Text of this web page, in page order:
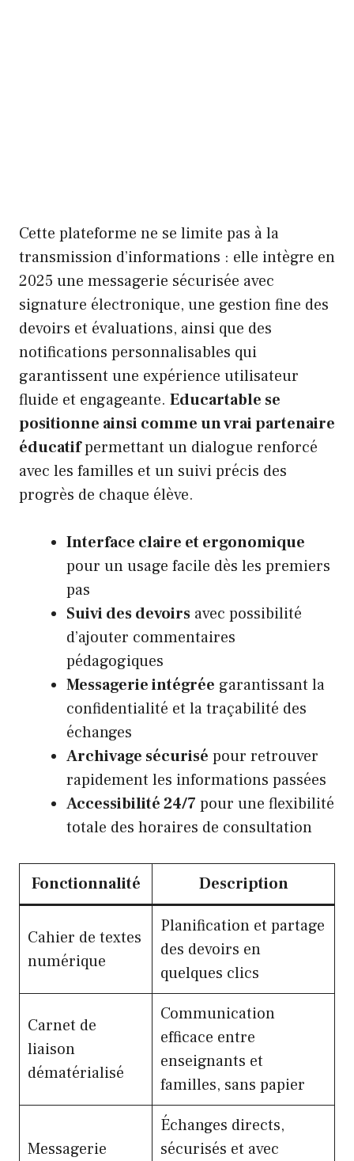
Cette plateforme ne se limite pas à la
transmission d’informations : elle intègre en
2025 une messagerie sécurisée avec
signature électronique, une gestion fine des
devoirs et évaluations, ainsi que des
notifications personnalisables qui
garantissent une expérience utilisateur
fluide et engageante. Educartable se
positionne ainsi comme un vrai partenaire
éducatifpermettant un dialogue renforcé
avec les familles et un suivi précis des
progrès de chaque élève.
Interface claire et ergonomique
pour un usage facile dès les premiers
pas
Suivi des devoirs avec possibilité
d’ajouter commentaires
pédagogiques
Messagerie intégrée garantissant la
confidentialité et la traçabilité des
échanges
Archivage sécurisé pour retrouver
rapidement les informations passées
Accessibilité 24/7 pour une flexibilité
totale des horaires de consultation
Fonctionnalité Description
Cahier de textes
numérique
Planification et partage
des devoirs en
quelques clics
Carnet de
liaison
dématérialisé
Communication
efficace entre
enseignants et
familles, sans papier
Messagerie
Échanges directs,
sécurisés et avec